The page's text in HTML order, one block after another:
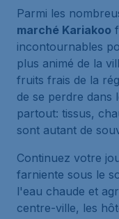
Parmi les
marché Kariakoo
incontournables
plus animé de la
fruits frais de la
de se perdre dans
partout: tissus,
sont autant de
Continuez votre
farniente sous le
l'eau chaude et
centre-ville, les